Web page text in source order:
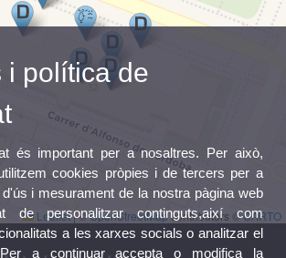
Leaflet|©OpenStreetMapcontributors ©CARTO
i política de
és important per a nosaltres. Per això,
cookies pròpies i de tercers per a
i mesurament de la nostra pàgina web
de personalitzar continguts,així com
a les xarxes socials o analitzar el
a continuar accepta o modifica la